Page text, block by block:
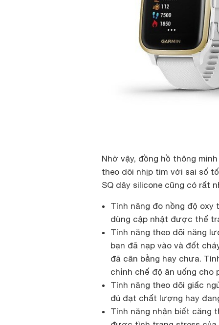
Nhờ vậy, đồng hồ thông
theo dõi nhịp tim với sai số
SQ dây silicone cũng có rất
Tính năng đo nồng độ
dùng cập nhật được thể
Tính năng theo dõi năng
bạn đã nạp vào và đốt
đã cân bằng hay chưa.
chỉnh chế độ ăn uống cho
Tính năng theo dõi giấc
đủ đạt chất lượng hay
Tính năng nhận biết căng